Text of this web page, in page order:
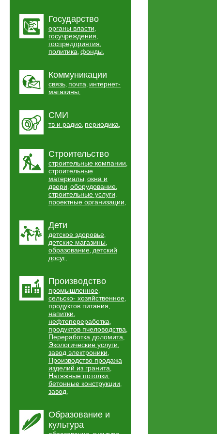
Государство
органы власти,
госучреждения,
госпредприятия,
политика, фонды,
Коммуникации
связь, почта, интернет-
магазины,
СМИ
тв и радио, периодика,
Строительство
строительные компании,
строительные
материалы, окна и
двери, оборудование,
строительные услуги,
проектные организации,
Дети
детское здоровье,
детские магазины,
образование, детский
досуг,
Производство
промышленное,
сельско- хозяйственное,
продуктов питания,
напитки,
нефтепереработка,
продуктов пчеловодства,
Переработка доломита,
Экологические услуги,
завод электроники,
Производство продажа
изделий из гранита,
Натяжные потолки,
бетонные конструкции,
завод,
Образование и
культура